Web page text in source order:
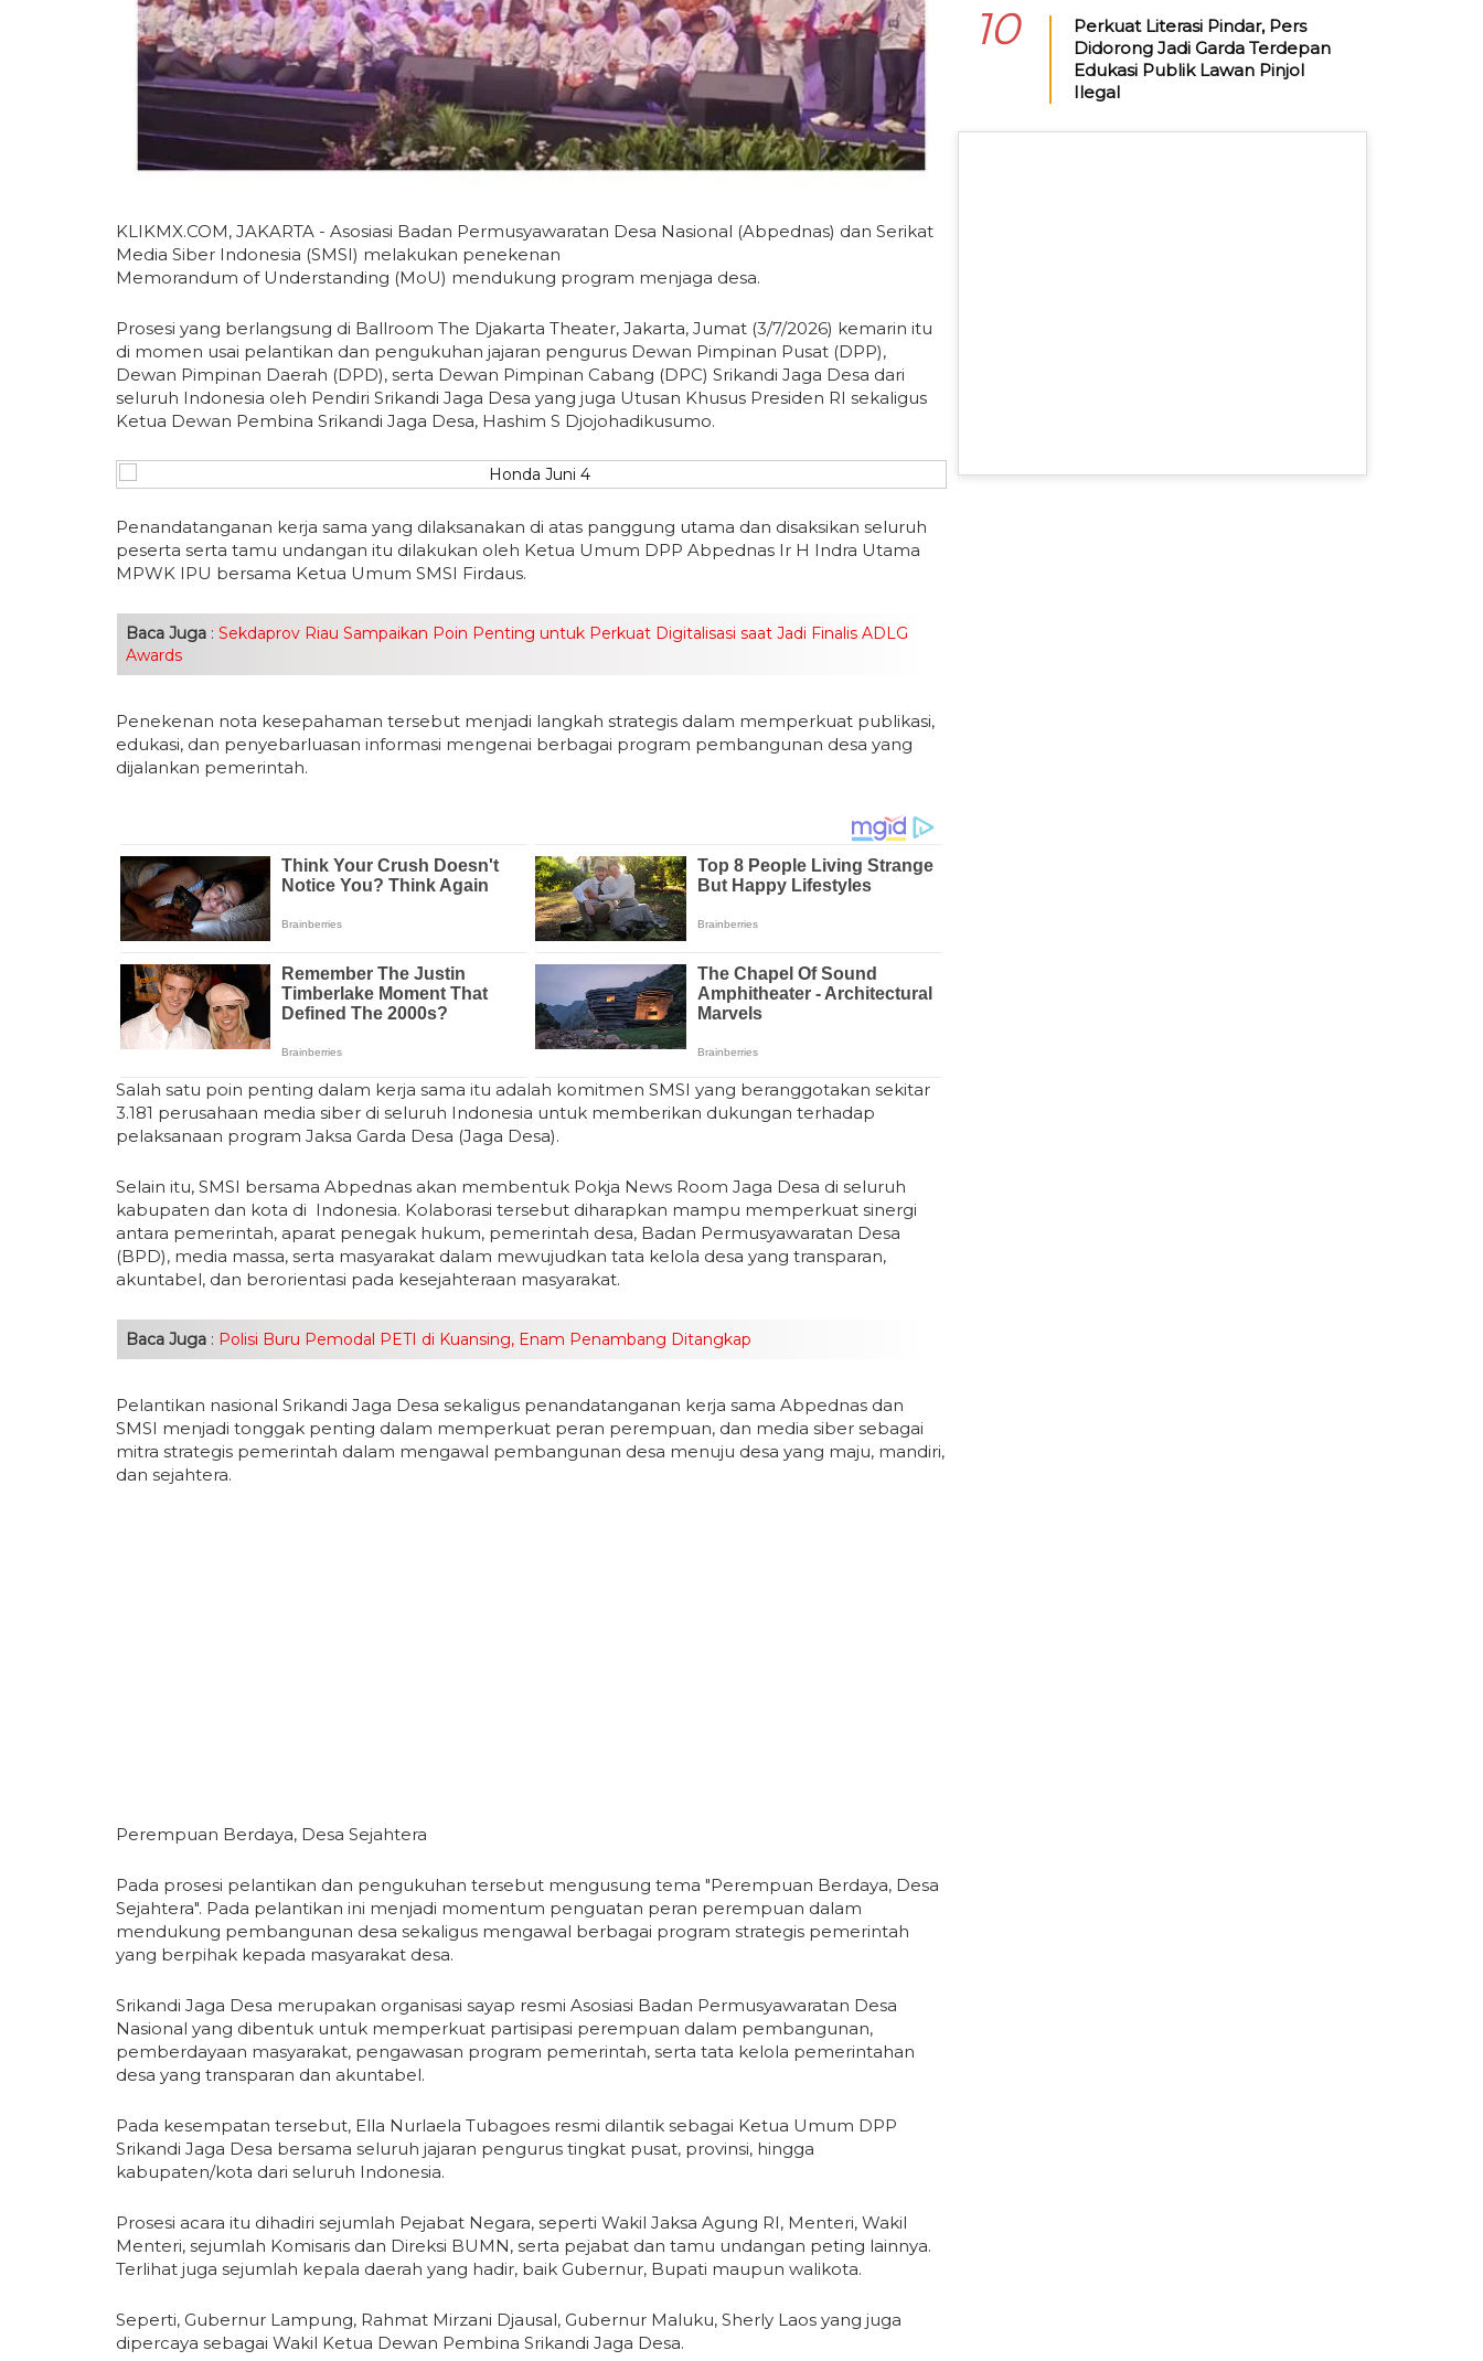
KLIKMX.COM, JAKARTA - Asosiasi Badan Permusyawaratan Desa Nasional (Abpednas) dan Serikat
Media Siber Indonesia (SMSI) melakukan penekenan
Memorandum of Understanding (MoU) mendukung program menjaga desa.
Prosesi yang berlangsung di Ballroom The Djakarta Theater, Jakarta, Jumat (3/7/2026) kemarin itu
di momen usai pelantikan dan pengukuhan jajaran pengurus Dewan Pimpinan Pusat (DPP),
Dewan Pimpinan Daerah (DPD), serta Dewan Pimpinan Cabang (DPC) Srikandi Jaga Desa dari
seluruh Indonesia oleh Pendiri Srikandi Jaga Desa yang juga Utusan Khusus Presiden RI sekaligus
Ketua Dewan Pembina Srikandi Jaga Desa, Hashim S Djojohadikusumo.
Penandatanganan kerja sama yang dilaksanakan di atas panggung utama dan disaksikan seluruh
peserta serta tamu undangan itu dilakukan oleh Ketua Umum DPP Abpednas Ir H Indra Utama
MPWK IPU bersama Ketua Umum SMSI Firdaus.
Baca Juga : Sekdaprov Riau Sampaikan Poin Penting untuk Perkuat Digitalisasi saat Jadi Finalis ADLG
Awards
Penekenan nota kesepahaman tersebut menjadi langkah strategis dalam memperkuat publikasi,
edukasi, dan penyebarluasan informasi mengenai berbagai program pembangunan desa yang
dijalankan pemerintah.
Salah satu poin penting dalam kerja sama itu adalah komitmen SMSI yang beranggotakan sekitar
3.181 perusahaan media siber di seluruh Indonesia untuk memberikan dukungan terhadap
pelaksanaan program Jaksa Garda Desa (Jaga Desa).
Selain itu, SMSI bersama Abpednas akan membentuk Pokja News Room Jaga Desa di seluruh
kabupaten dan kota di Indonesia. Kolaborasi tersebut diharapkan mampu memperkuat sinergi
antara pemerintah, aparat penegak hukum, pemerintah desa, Badan Permusyawaratan Desa
(BPD), media massa, serta masyarakat dalam mewujudkan tata kelola desa yang transparan,
akuntabel, dan berorientasi pada kesejahteraan masyarakat.
Baca Juga : Polisi Buru Pemodal PETI di Kuansing, Enam Penambang Ditangkap
Pelantikan nasional Srikandi Jaga Desa sekaligus penandatanganan kerja sama Abpednas dan
SMSI menjadi tonggak penting dalam memperkuat peran perempuan, dan media siber sebagai
mitra strategis pemerintah dalam mengawal pembangunan desa menuju desa yang maju, mandiri,
dan sejahtera.
Perempuan Berdaya, Desa Sejahtera
Pada prosesi pelantikan dan pengukuhan tersebut mengusung tema "Perempuan Berdaya, Desa
Sejahtera". Pada pelantikan ini menjadi momentum penguatan peran perempuan dalam
mendukung pembangunan desa sekaligus mengawal berbagai program strategis pemerintah
yang berpihak kepada masyarakat desa.
Srikandi Jaga Desa merupakan organisasi sayap resmi Asosiasi Badan Permusyawaratan Desa
Nasional yang dibentuk untuk memperkuat partisipasi perempuan dalam pembangunan,
pemberdayaan masyarakat, pengawasan program pemerintah, serta tata kelola pemerintahan
desa yang transparan dan akuntabel.
Pada kesempatan tersebut, Ella Nurlaela Tubagoes resmi dilantik sebagai Ketua Umum DPP
Srikandi Jaga Desa bersama seluruh jajaran pengurus tingkat pusat, provinsi, hingga
kabupaten/kota dari seluruh Indonesia.
Prosesi acara itu dihadiri sejumlah Pejabat Negara, seperti Wakil Jaksa Agung RI, Menteri, Wakil
Menteri, sejumlah Komisaris dan Direksi BUMN, serta pejabat dan tamu undangan peting lainnya.
Terlihat juga sejumlah kepala daerah yang hadir, baik Gubernur, Bupati maupun walikota.
Seperti, Gubernur Lampung, Rahmat Mirzani Djausal, Gubernur Maluku, Sherly Laos yang juga
dipercaya sebagai Wakil Ketua Dewan Pembina Srikandi Jaga Desa.
10
Perkuat Literasi Pindar, Pers
Didorong Jadi Garda Terdepan
Edukasi Publik Lawan Pinjol
Ilegal